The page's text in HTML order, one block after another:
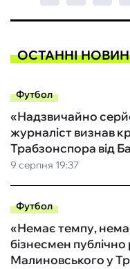
ОСТАННІ
Футбол
9 серпня 19:37
«Надзвичайно
журналіст визнав
Трабзонспора від
Футбол
«Немає темпу,
бізнесмен
Малиновського у